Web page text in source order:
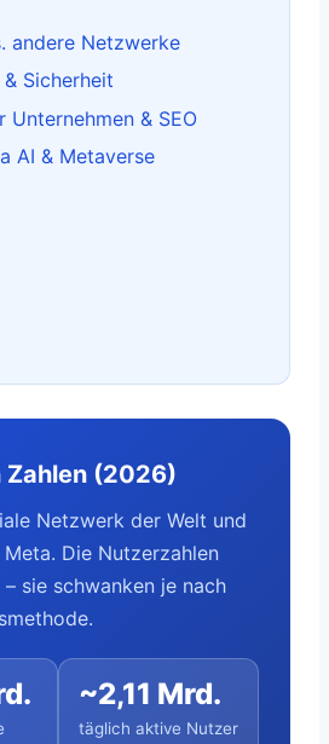
andere Netzwerke
Sicherheit
Unternehmen & SEO
AI & Metaverse
Zahlen (2026)
Netzwerk der Welt und
Die Nutzerzahlen
sie schwanken je nach
~2,11 Mrd.
täglich aktive Nutzer